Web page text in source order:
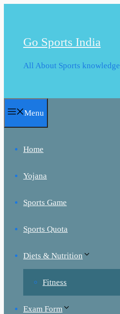
Go Sports India
All About Sports knowledge
Menu
Home
Yojana
Sports Game
Sports Quota
Diets & Nutrition
Fitness
Exam Form